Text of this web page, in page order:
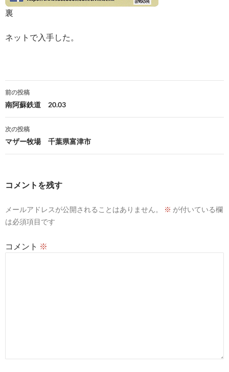
裏
ネットで入手した。
投
稿
ナ
ビ
ゲ
ョ
前の投稿
南阿蘇鉄道 20.03
次の投稿
マザー牧場 千葉県富津市
コメントを残す
メールアドレスが公開されることはありません。 ※ が付いている欄
は必須項目です
コメント ※